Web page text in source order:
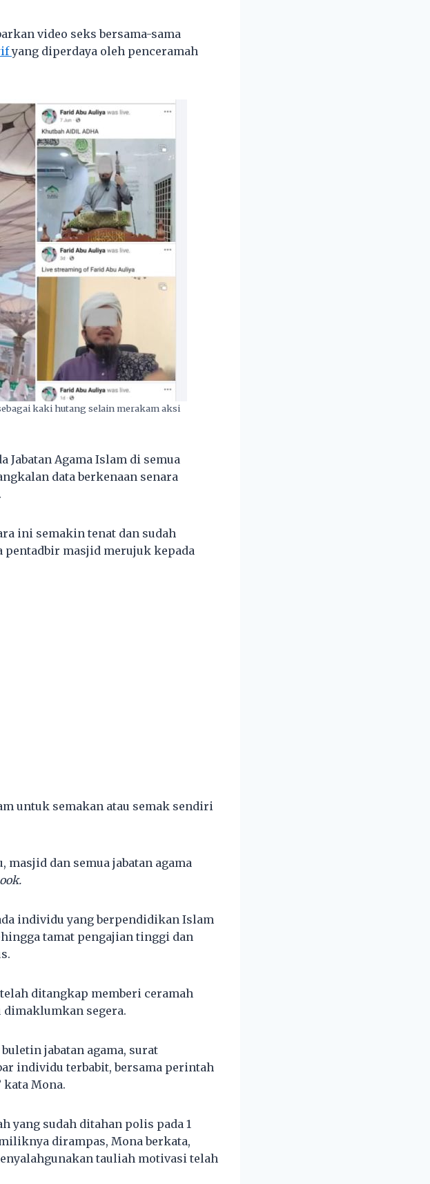
video seks bersama-sama
yang diperdaya oleh penceramah
kaki hutang selain merakam aksi
Agama Islam di semua
data berkenaan senara
ini semakin tenat dan sudah
pentadbir masjid merujuk kepada
untuk semakan atau semak sendiri
masjid dan semua jabatan agama
individu yang berpendidikan Islam
tamat pengajian tinggi dan
ditangkap memberi ceramah
dimaklumkan segera.
jabatan agama, surat
individu terbabit, bersama perintah
Mona.
yang sudah ditahan polis pada 1
dirampas, Mona berkata,
tauliah motivasi telah